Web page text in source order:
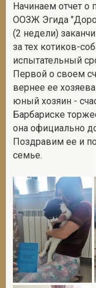
Начинаем отчет
ООЗЖ Эгида
(2 недели)
за тех котиков-
испытательный
Первой о своем
вернее ее
юный хозяин -
Барбариске
она официально
Поздравим ее и
семье.